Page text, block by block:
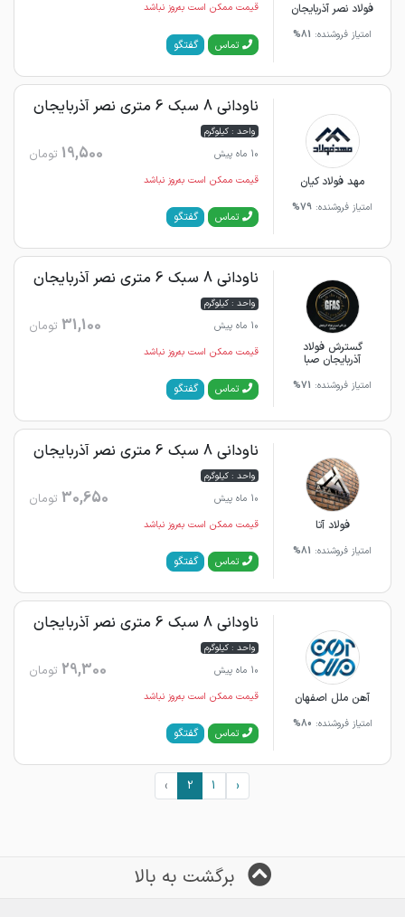
فولاد نصر آذربایجان
امتیاز فروشنده: 81%
قیمت ممکن است به‌روز نباشد
تماس گفتگو
مهد فولاد کیان
امتیاز فروشنده: 79%
ناودانی 8 سبک 6 متری نصر آذربایجان
واحد : کیلوگرم
10 ماه پیش
19,500 تومان
قیمت ممکن است به‌روز نباشد
تماس گفتگو
گسترش فولاد
آذربایجان صبا
امتیاز فروشنده: 71%
ناودانی 8 سبک 6 متری نصر آذربایجان
واحد : کیلوگرم
10 ماه پیش
31,100 تومان
قیمت ممکن است به‌روز نباشد
تماس گفتگو
فولاد آتا
امتیاز فروشنده: 81%
ناودانی 8 سبک 6 متری نصر آذربایجان
واحد : کیلوگرم
10 ماه پیش
30,650 تومان
قیمت ممکن است به‌روز نباشد
تماس گفتگو
آهن ملل اصفهان
امتیاز فروشنده: 80%
ناودانی 8 سبک 6 متری نصر آذربایجان
واحد : کیلوگرم
10 ماه پیش
29,300 تومان
قیمت ممکن است به‌روز نباشد
تماس گفتگو
‹
1
2
›
برگشت به بالا